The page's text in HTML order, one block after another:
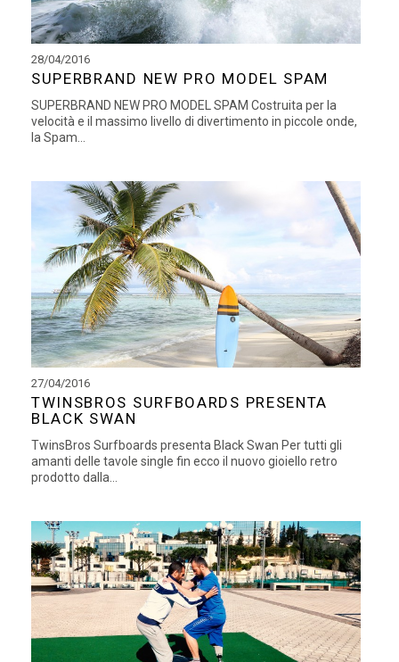
28/04/2016
SUPERBRAND NEW PRO MODEL SPAM
SUPERBRAND NEW PRO MODEL SPAM Costruita per la
velocità e il massimo livello di divertimento in piccole onde,
la Spam...
27/04/2016
TWINSBROS SURFBOARDS PRESENTA
BLACK SWAN
TwinsBros Surfboards presenta Black Swan Per tutti gli
amanti delle tavole single fin ecco il nuovo gioiello retro
prodotto dalla...